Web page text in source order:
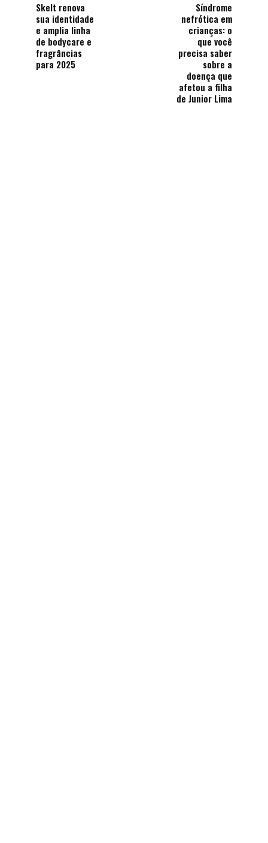
Skelt renova
sua identidade
e amplia linha
de bodycare e
fragrâncias
para 2025
Síndrome
nefrótica em
crianças: o
que você
precisa saber
sobre a
doença que
afetou a filha
de Junior Lima